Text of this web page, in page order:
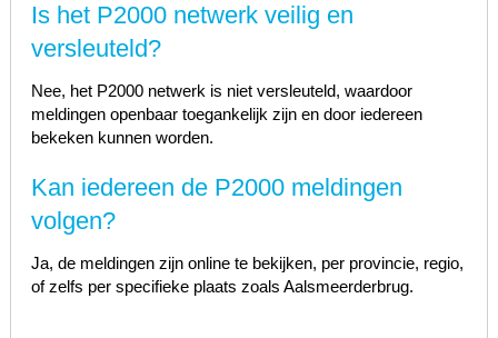
Is het P2000 netwerk veilig en
versleuteld?
Nee, het P2000 netwerk is niet versleuteld, waardoor
meldingen openbaar toegankelijk zijn en door iedereen
bekeken kunnen worden.
Kan iedereen de P2000 meldingen
volgen?
Ja, de meldingen zijn online te bekijken, per provincie, regio,
of zelfs per specifieke plaats zoals Aalsmeerderbrug.